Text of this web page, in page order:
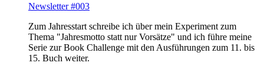
Newsletter #003
Zum Jahresstart schreibe ich über mein Experiment zum
Thema "Jahresmotto statt nur Vorsätze" und ich führe meine
Serie zur Book Challenge mit den Ausführungen zum 11. bis
15. Buch weiter.